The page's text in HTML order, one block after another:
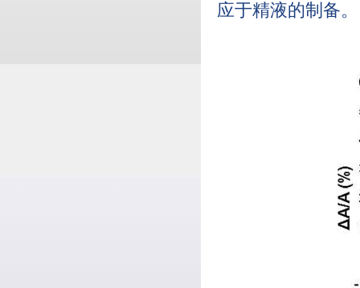
应于精液的制备。